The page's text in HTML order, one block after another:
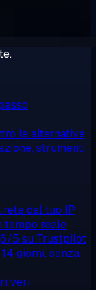
le alternative
strumenti,
rete dal tuo IP
tempo reale
5 su Trustpilot
14 giorni, senza
veri